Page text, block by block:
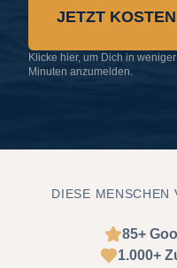
JETZT
Klicke hier, um Dich in
Minuten anzumelden.
DIESE MENSCHEN
85+
1.000+